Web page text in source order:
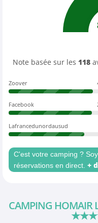
Note basée sur les 118
Zoover
Facebook
Lafrancedunordausud
C'est votre camping ?
réservations en direct. +
CAMPING HOMAIR